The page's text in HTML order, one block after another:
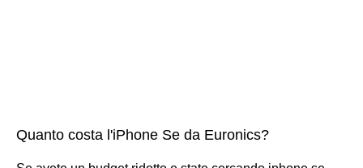
Quanto costa l'iPhone Se da Euronics?